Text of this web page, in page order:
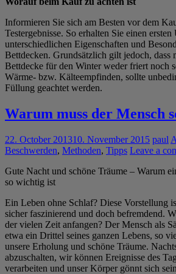
Informieren Sie sich am Besten vor dem
Testergebnisse. So erhalten Sie einen
unterschiedlichen Eigenschaften und
Bettdecken. Grundsätzlich gilt jedoch, dass
Bettdecke für den Winter weder friert noch
Wärme- bzw. Kälteempfinden, sollte
Füllung geachtet werden.
Warum muss der Mensch
22. October 201310. November 2015 paul
Beschwerden, Methoden, Tipps Leave a
Gute Nacht und schöne Träume – Warum
so wichtig ist
Ein Leben ohne Schlaf? Diese Vorstellung
sicher faszinierend und doch befremdend.
der vielen Zeit anfangen? Der Mensch als
etwa ein Drittel seines ganzen Lebens, so
unsere Erholung und schöne Träume.
abzuschalten, wir können Ereignisse des
verarbeiten und unser Körper gönnt sich